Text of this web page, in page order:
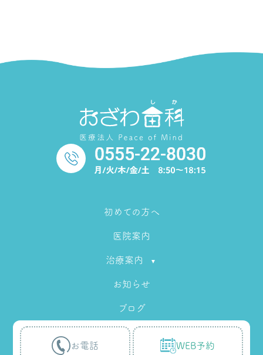
お電話 WEB予約
初めての方へ
医院案内
治療案内
お知らせ
ブログ
採用情報